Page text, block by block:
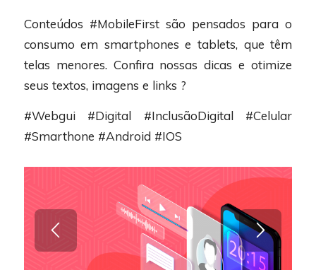
Conteúdos #MobileFirst são pensados para o
consumo em smartphones e tablets, que têm
telas menores. Confira nossas dicas e otimize
seus textos, imagens e links ?
#Webgui #Digital #InclusãoDigital #Celular
#Smarthone #Android #IOS